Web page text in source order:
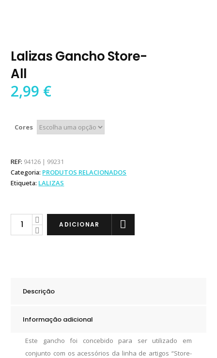
Lalizas Gancho Store-
All
2,99 €
Cores
REF: 94126 | 99231
Categoria: PRODUTOS RELACIONADOS
Etiqueta: LALIZAS
Lalizas
ADICIONAR
Descrição
Informação adicional
Este gancho foi concebido para ser utilizado em
conjunto com os acessórios da linha de artigos “Store-